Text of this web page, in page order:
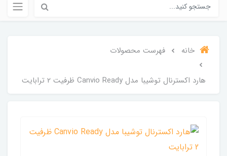
خانه فهرست محصولات
هارد اکسترنال توشیبا مدل Canvio Ready ظرفیت 2 ترابایت